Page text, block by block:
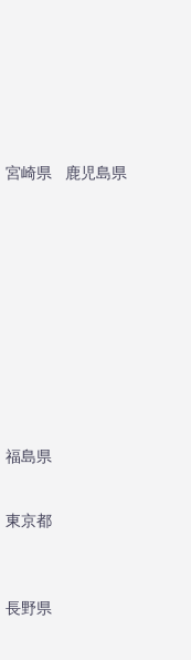
宮崎県
鹿児島県
福島県
東京都
長野県